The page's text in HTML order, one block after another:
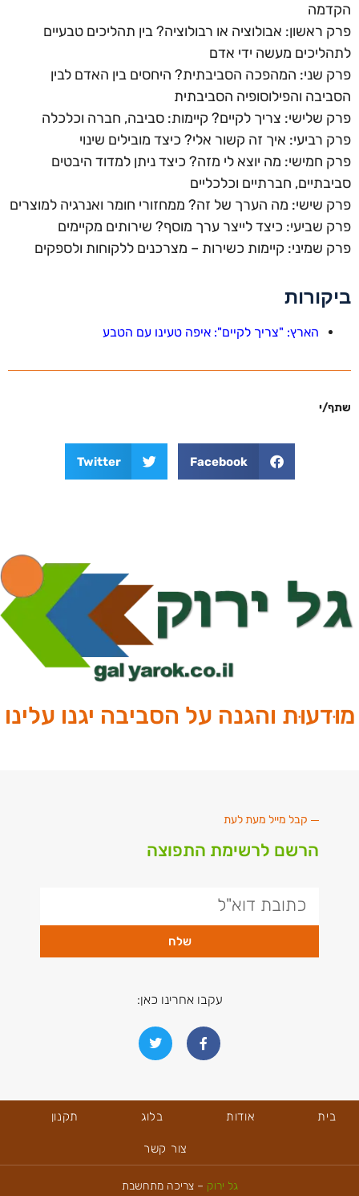
הקדמה
פרק ראשון: אבולוציה או רבולוציה? בין תהליכים טבעיים
לתהליכים מעשה ידי אדם
פרק שני: המהפכה הסביבתית? היחסים בין האדם לבין
הסביבה והפילוסופיה הסביבתית
פרק שלישי: צריך לקיים? קיימות: סביבה, חברה וכלכלה
פרק רביעי: איך זה קשור אלי? כיצד מובילים שינוי
פרק חמישי: מה יוצא לי מזה? כיצד ניתן למדוד היבטים
סביבתיים, חברתיים וכלכליים
פרק שישי: מה הערך של זה? ממחזורי חומר ואנרגיה למוצרים
פרק שביעי: כיצד לייצר ערך מוסף? שירותים מקיימים
פרק שמיני: קיימות כשירות – מצרכנים ללקוחות ולספקים
ביקורות
הארץ: "צריך לקיים": איפה טעינו עם הטבע
שתף/י
Facebook
Twitter
מוּדעוּת והגנה על הסביבה יגנו עלינו
קבל מייל מעת לעת
הרשם לרשימת התפוצה
שלח
עקבו אחרינו כאן:
בית אודות בלוג תקנון
צור קשר
גל ירוק – צריכה מתחשבת